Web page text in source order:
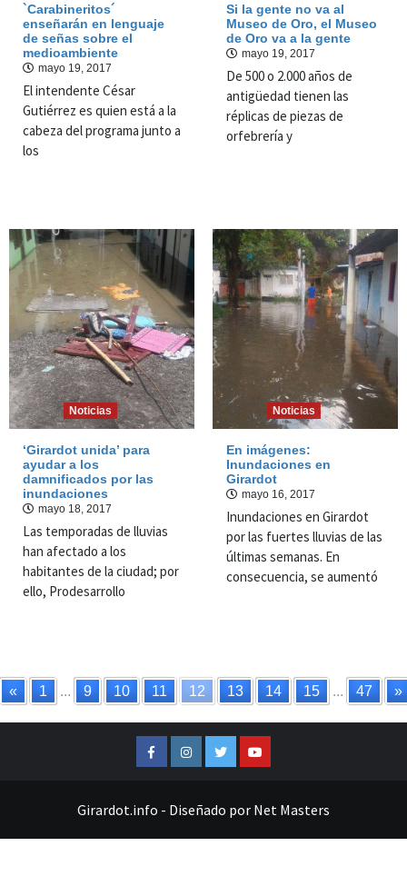
`Carabineritos´
enseñarán en lenguaje
de señas sobre el
medioambiente
mayo 19, 2017
El intendente César
Gutiérrez es quien está a la
cabeza del programa junto a
los
Si la gente no va al
Museo de Oro, el Museo
de Oro va a la gente
mayo 19, 2017
De 500 o 2.000 años de
antigüedad tienen las
réplicas de piezas de
orfebrería y
Noticias
‘Girardot unida’ para
ayudar a los
damnificados por las
inundaciones
mayo 18, 2017
Las temporadas de lluvias
han afectado a los
habitantes de la ciudad; por
ello, Prodesarrollo
Noticias
En imágenes:
Inundaciones en
Girardot
mayo 16, 2017
Inundaciones en Girardot
por las fuertes lluvias de las
últimas semanas. En
consecuencia, se aumentó
« 1 ... 9 10 11 12 13 14 15 ... 47 »
FacebookInstagramTwitterYoutube
Girardot.info - Diseñado por Net Masters